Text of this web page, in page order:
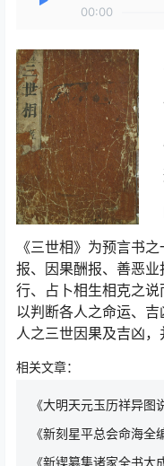
00:00
《三世相》为预言书
报、因果酬报、善恶
行、占卜相生相克之说
以判断各人之命运、
人之三世因果及吉凶，
相关文章：
《大明天元玉历祥异图
《新刻星平总会命海全
《新锲纂集诸家全书大